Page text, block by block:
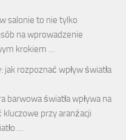
salonie to nie tylko
na wprowadzenie
krokiem …
rozpoznać wpływ światła
światła wpływa na
przy aranżacji
…